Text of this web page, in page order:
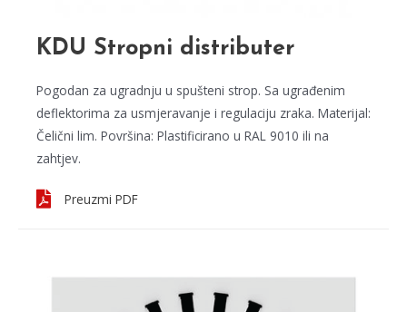
KDU Stropni distributer
Pogodan za ugradnju u spušteni strop. Sa ugrađenim
deflektorima za usmjeravanje i regulaciju zraka. Materijal:
Čelični lim. Površina: Plastificirano u RAL 9010 ili na
zahtjev.
Preuzmi PDF